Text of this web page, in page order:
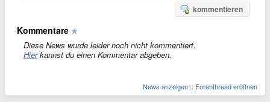
kommentieren
Kommentare
Diese News wurde leider noch nicht kommentiert.
Hierkannst du einen Kommentar abgeben.
News anzeigen :: Forenthread eröffnen